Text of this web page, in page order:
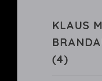
KLAUS
(4)